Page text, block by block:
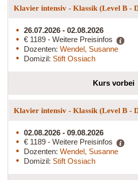
Klavier intensiv - Klassik (Level B -
26.07.2026 - 02.08.2026
€ 1189 - Weitere Preisinfos
Dozenten: Wendel, Susanne
Domizil: Stift Ossiach
Kurs vorbei
Klavier intensiv - Klassik (Level B -
02.08.2026 - 09.08.2026
€ 1189 - Weitere Preisinfos
Dozenten: Wendel, Susanne
Domizil: Stift Ossiach